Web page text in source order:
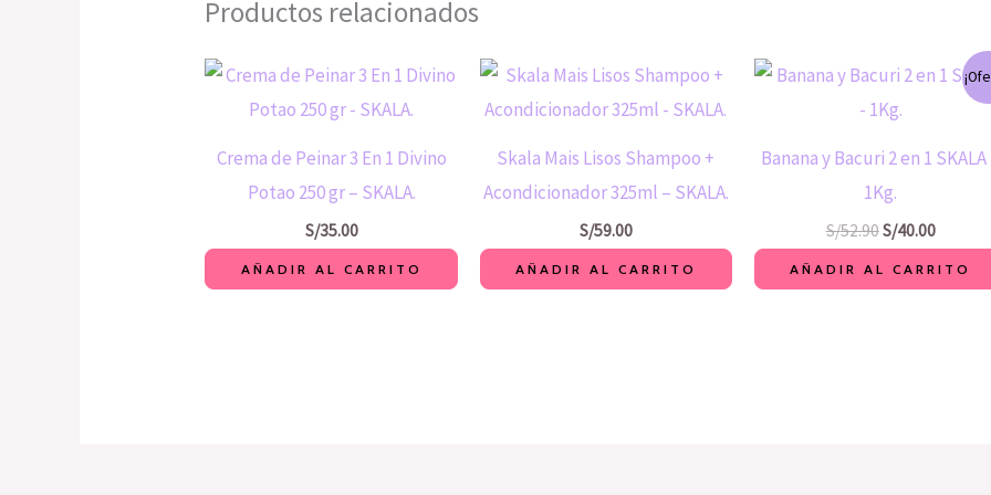
Productos relacionados
Crema de Peinar 3 En 1 Divino
Potao 250 gr – SKALA.
S/35.00
AÑADIR AL CARRITO
Skala Mais Lisos Shampoo +
Acondicionador 325ml – SKALA.
S/59.00
AÑADIR AL CARRITO
Banana y Bacuri 2 en 1 SKALA
1Kg.
S/52.90
El
precio
original
S/52.90.
S/40.00
El
precio
actual
S/40.00.
AÑADIR AL CARRITO